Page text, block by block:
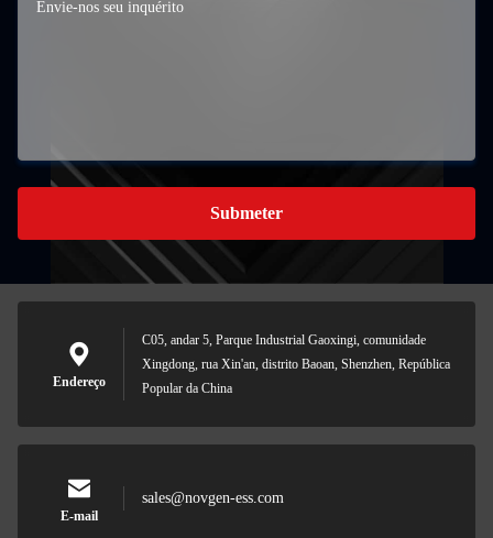
Submeter
Endereço
C05, andar 5, Parque Industrial Gaoxingi, comunidade
Xingdong, rua Xin'an, distrito Baoan, Shenzhen, República
Popular da China
E-mail
sales@novgen-ess.com